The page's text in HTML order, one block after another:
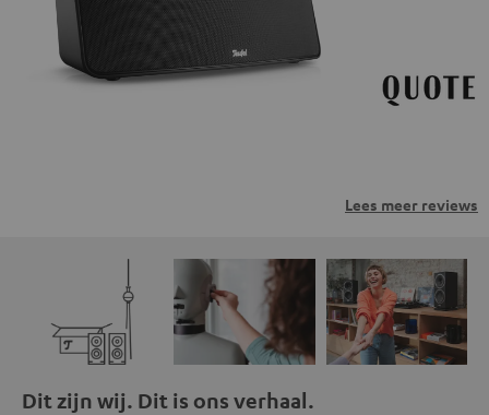
privacybeleid.
Lees meer reviews
Dit zijn wij. Dit is ons verhaal.